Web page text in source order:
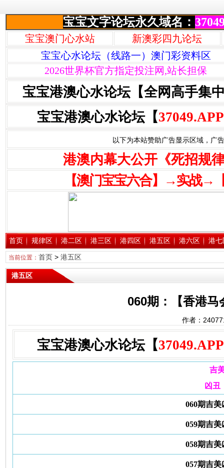
宝宝文字论坛永久域名：
宝宝澳门心水站
新澳彩四九论坛
宝宝心水论坛（线路一）澳门彩资料区
2026世界杯官方指定投注网,站长担保
宝宝港澳心水论坛【全网高手集
宝宝港澳心水论坛【37049.APP
以下为本站赞助广告显示区域，广
港澳内幕大公开《死招规
【澳门宝宝六合】→实战→
首页 规律区 港二区 港三区 港四区 港五区 港六区 港七
当前位置： 首页> 港五区
港五区
060期：【香港
作者：
宝宝港澳心水论坛【37049.APP
吉
凶丑
060期吉美
059期吉美
058期吉美
057期吉美